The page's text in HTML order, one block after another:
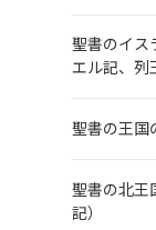
聖書のイス
エル記、列
聖書の王国
聖書の北王
記）